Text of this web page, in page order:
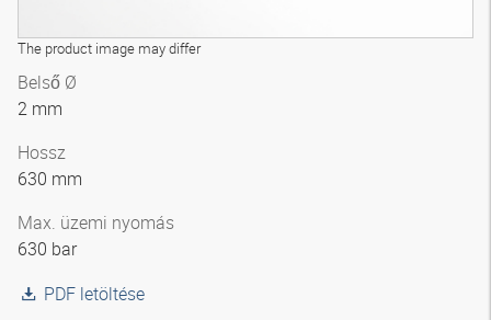
The product image may differ
Belső Ø
2 mm
Hossz
630 mm
Max. üzemi nyomás
630 bar
PDF letöltése